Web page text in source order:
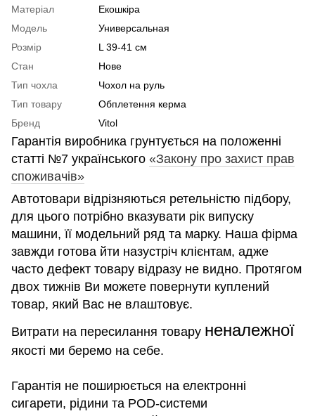
Матеріал
Екошкіра
Модель
Универсальная
Розмір
L 39-41 см
Стан
Нове
Тип чохла
Чохол на руль
Тип товару
Обплетення керма
Бренд
Vitol
Гарантія виробника грунтується на положенні
статті №7 українського «Закону про захист прав
споживачів»
Автотовари відрізняються ретельністю підбору,
для цього потрібно вказувати рік випуску
машини, її модельний ряд та марку. Наша фірма
завжди готова йти назустріч клієнтам, адже
часто дефект товару відразу не видно. Протягом
двох тижнів Ви можете повернути куплений
товар, який Вас не влаштовує.
Витрати на пересилання товару неналежної
якості ми беремо на себе.
Гарантія не поширюється на електронні
сигарети, рідини та POD-системи